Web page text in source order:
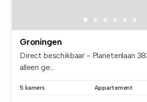
Groningen
Direct beschikbaar - Planetenlaan
alleen ge...
5 kamers Appartement